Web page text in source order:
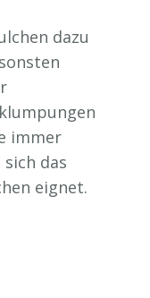
dazu
immer
das
eignet.